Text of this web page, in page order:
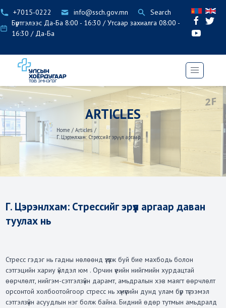
+7015-0222 info@ssch.gov.mn
Search
Бүртгэлээс Да-Ба 8:00 - 16:30 / Утсаар захиалга 08:00 -
16:30 / Да-Ба
ARTICLES
Home / Articles /
Г. Цэрэнлхам: Стрессийг эрүүл аргаар...
Г. Цэрэнлхам: Стрессийг эрүүл аргаар даван
туулах нь
Стресс гэдэг нь гадны нөлөөнд үзүүлж буй бие махбодь болон
сэтгэцийн хариу үйлдэл юм . Орчин үеийн нийгмийн хурдацтай
өөрчлөлт, нийгэм-сэтгэлзүйн дарамт, амьдралын хэв маягт өөрчлөлт
орсонтой холбоотойгоор стресс нь хүмүүсийн дунд улам бүр түгээмэл
сэтгэлзүйн асуудлын нэг болж байна. Бидний өдөр тутмын амьдралд